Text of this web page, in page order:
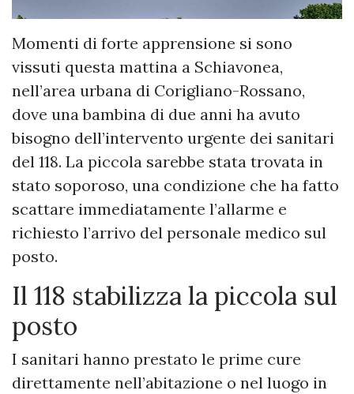
Momenti di forte apprensione si sono
vissuti questa mattina a Schiavonea,
nell’area urbana di Corigliano-Rossano,
dove una bambina di due anni ha avuto
bisogno dell’intervento urgente dei sanitari
del 118. La piccola sarebbe stata trovata in
stato soporoso, una condizione che ha fatto
scattare immediatamente l’allarme e
richiesto l’arrivo del personale medico sul
posto.
Il 118 stabilizza la piccola sul
posto
I sanitari hanno prestato le prime cure
direttamente nell’abitazione o nel luogo in